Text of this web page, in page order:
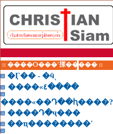
:: ����Ѻ���ʹ㨾����� ::
�Ӷ�� - �ӵͺ
����«٤����
����«��Դ��ԧ����?
����Դ�ҷ���
��ҵ��������˹